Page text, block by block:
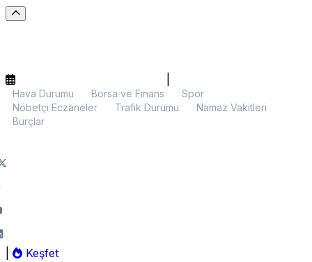
Hava Durumu Borsa ve Finans
Spor
Nöbetçi Eczaneler
Trafik Durumu
Namaz Vakitleri
Burçlar
Keşfet